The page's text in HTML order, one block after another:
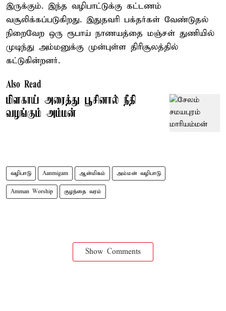
இருக்கும். இந்த வழிபாட்டுக்கு கட்டணம்
வசூலிக்கப்படுகிறது. இதுதவரி பக்தர்கள் வேண்டுதல்
நிறைவேற ஒரு ரூபாய் நாணயத்தை மஞ்சள் துணியில்
முடிந்து அம்மனுக்கு முன்புள்ள திரிசூலத்தில்
கட்டுகின்றனர்.
Also Read
மிளகாய் அரைத்து பூசினால் நீதி
வழங்கும் அம்மன்
வழிபாடு Aanmigam ஆன்மிகம் அம்மன் வழிபாடு
Amman Worship குழந்தை வரம்
Show Comments